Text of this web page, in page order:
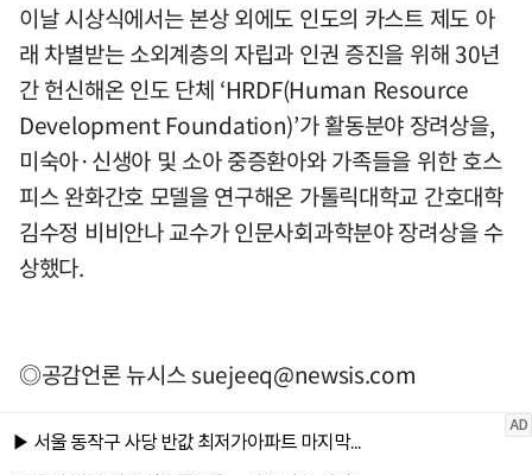
이날 시상식에서는 본상 외에도 인도의 카스트 제도 아
래 차별받는 소외계층의 자립과 인권 증진을 위해 30년
간 헌신해온 인도 단체 ‘HRDF(Human Resource
Development Foundation)’가 활동분야 장려상을,
미숙아·신생아 및 소아 중증환아와 가족들을 위한 호스
피스 완화간호 모델을 연구해온 가톨릭대학교 간호대학
김수정 비비안나 교수가 인문사회과학분야 장려상을 수
상했다.
◎공감언론 뉴시스suejeeq@newsis.com